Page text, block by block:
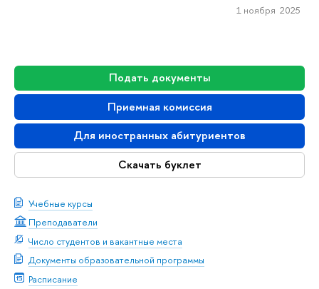
Подать документы
Приемная комиссия
Для иностранных абитуриентов
Скачать буклет
Учебные курсы
Преподаватели
Число студентов и вакантные места
Документы образовательной программы
Расписание
1 ноября 2025